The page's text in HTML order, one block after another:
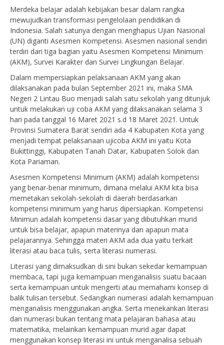
Merdeka belajar adalah kebijakan besar dalam rangka
mewujudkan transformasi pengelolaan pendidikan di
Indonesia. Salah satunya dengan menghapus Ujian Nasional
(UN) diganti Asesmen Kompetensi. Asesmen nasional sendiri
terdiri dari tiga bagian yaitu Asesmen Kompetensi Minimum
(AKM), Survei Karakter dan Survei Lingkungan Belajar.
Dalam mempersiapkan pelaksanaan AKM yang akan
dilaksanakan pada bulan September 2021 ini, maka SMA
Negeri 2 Lintau Buo menjadi salah satu sekolah yang ditunjuk
untuk melakukan uji coba AKM yang dilaksanakan selama 3
hari pada tanggal 16 Maret 2021 s.d 18 Maret 2021. Untuk
Provinsi Sumatera Barat sendiri ada 4 Kabupaten Kota yang
menjadi tempat pelaksanaan ujicoba AKM ini yaitu Kota
Bukittinggi, Kabupaten Tanah Datar, Kabupaten Solok dan
Kota Pariaman.
Asesmen Kompetensi Minimum (AKM) adalah kompetensi
yang benar-benar minimum, dimana melalui AKM kita bisa
memetakan sekolah-sekolah di daerah berdasarkan
kompetensi minimum yang harus dipersiapkan. Kompetensi
Minimun adalah kompetensi dasar yang dibutuhkan murid
untuk bisa belajar, apapun materinya dan apapun mata
pelajarannya. Sehingga materi AKM ada dua yaitu terkait
literasi atau baca tulis, serta literasi numerasi.
Literasi yang dimaksudkan di sini bukan sekedar kemampuan
membaca, tapi juga kemampuan menganalisis suatu bacaan
serta kemampuan untuk mengerti atau memahami konsep di
balik tulisan tersebut. Sedangkan numerasi adalah kemampuan
menganalisis menggunakan angka. Serta menekankan literasi
dan numerasi bukan tentang mata pelajaran bahasa atau
matematika, melainkan kemampuan murid agar dapat
menggunakan konsep literasi ini untuk menganalisa sebuah